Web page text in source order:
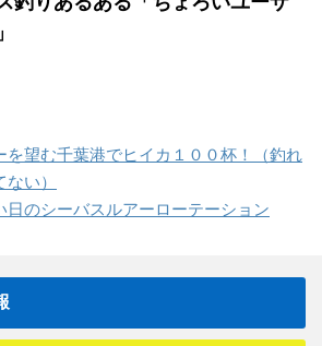
を望む千葉港でヒイカ１００杯！（釣れ
い）
日のシーバスルアーローテーション